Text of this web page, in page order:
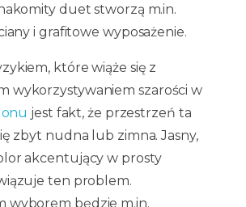
duet stworzą m.in.
i grafitowe wyposażenie.
które wiąże się z
wykorzystywaniem szarości w
jest fakt, że przestrzeń ta
zbyt nudna lub zimna. Jasny,
akcentujący w prosty
ten problem.
wyborem będzie m.in.